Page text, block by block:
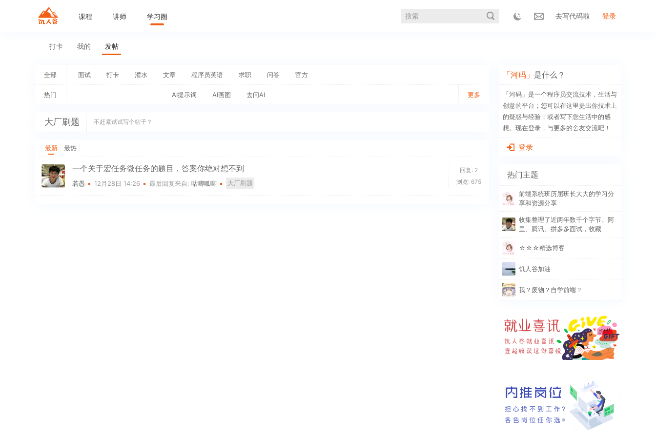
课程 讲师 学习圈 去写代码啦 登录
打卡 我的 发帖
全部 面试 打卡 灌水 文章 程序员英语 求职 问答 官方
热门 AI提示词 AI画图 去问AI 更多
大厂刷题 不赶紧试试写个帖子？
最新 最热
一个关于宏任务微任务的题目，答案你绝对想不到
若愚 12月28日 14:26 最后回复来自: 咕唧呱唧 大厂刷题
回复: 2
浏览: 675
「河码」 是什么？
「河码」是一个程序员交流技术，生活与
创意的平台；您可以在这里提出你技术上
的疑惑与经验；或者写下您生活中的感
想。现在登录，与更多的舍友交流吧！
登录
热门主题
前端系统班历届班长大大的学习分
享和资源分享
收集整理了近两年数千个字节、阿
里、腾讯、拼多多面试，收藏
☆☆☆精选博客
饥人谷加油
我？废物？自学前端？